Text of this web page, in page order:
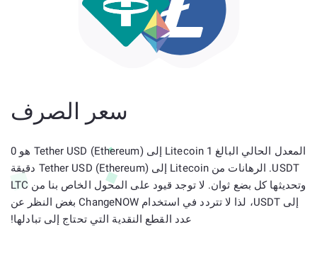
سعر الصرف
المعدل الحالي البالغ 1 Litecoin إلى Tether USD (Ethereum) هو 0
USDT. الرهانات من Litecoin إلى Tether USD (Ethereum) دقيقة
وتحديثها كل بضع ثوان. لا توجد قيود على المحول الخاص بنا من LTC
إلى USDT، لذا لا تتردد في استخدام ChangeNOW بغض النظر عن
عدد القطع النقدية التي تحتاج إلى تبادلها!